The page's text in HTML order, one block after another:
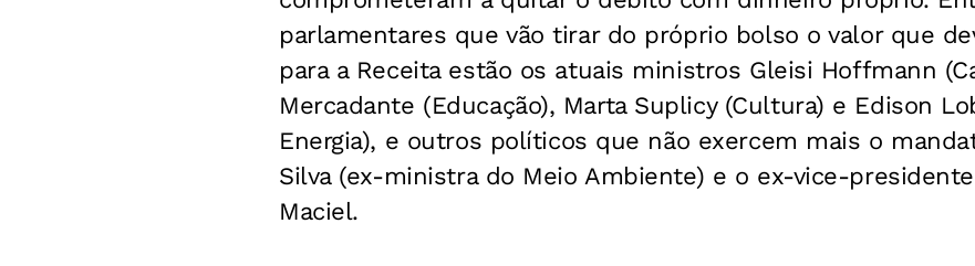
parlamentares que vão tirar do próprio bolso o valor que
para a Receita estão os atuais ministros Gleisi Hoffmann
Mercadante (Educação), Marta Suplicy (Cultura) e Edison
Energia), e outros políticos que não exercem mais o
Silva (ex-ministra do Meio Ambiente) e o ex-vice-
Maciel.